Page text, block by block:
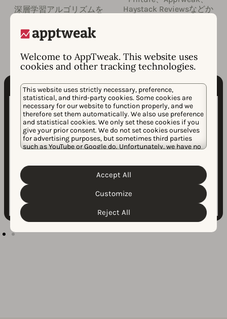
Welcome to AppTweak. This website uses
cookies and other tracking technologies.
This website uses strictly necessary, preference,
statistical, and third-party cookies. Some cookies are
necessary for our website to function properly, and we
therefore set them automatically. We also use preference
and statistical cookies. We only set these cookies if you
give your prior consent. We do not set cookies ourselves
for advertising purposes, but sometimes third parties
such as YouTube or Google do. Unfortunately, we have no
personal data and the different cookies we use, please
Cookie Policy&Privacy Policy
customize your cookie settings and preferences by
clicking the “Customize” button.
Reject All
Customize
Accept All
深層学習アルゴリズムを
を強調します。
Haystack Reviewsなどか